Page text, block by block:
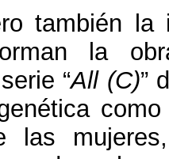
también la
la
“All(C)”
como
las mujeres